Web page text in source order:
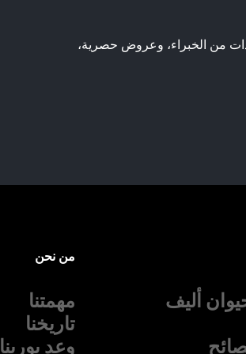
من الخبراء، وعروض حصرية،
أليف
من نحن
مهمتنا
تاريخنا
وعد بورينا